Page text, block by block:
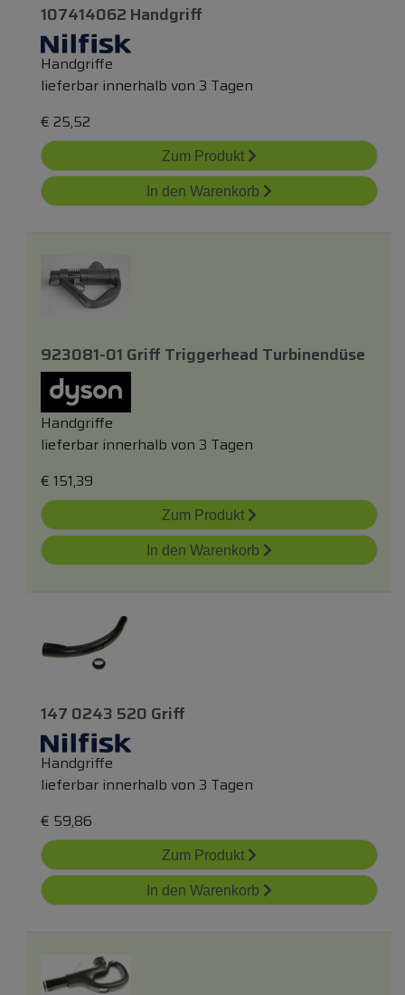
107414062 Handgriff
Handgriffe
lieferbar innerhalb von 3 Tagen
€ 25,52
Zum Produkt
In den Warenkorb
923081-01 Griff Triggerhead Turbinendüse
Handgriffe
lieferbar innerhalb von 3 Tagen
€ 151,39
Zum Produkt
In den Warenkorb
147 0243 520 Griff
Handgriffe
lieferbar innerhalb von 3 Tagen
€ 59,86
Zum Produkt
In den Warenkorb